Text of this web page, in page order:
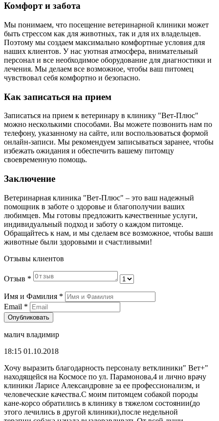
Комфорт и забота
Мы понимаем, что посещение ветеринарной клиники может
быть стрессом как для животных, так и для их владельцев.
Поэтому мы создаем максимально комфортные условия для
наших клиентов. У нас уютная атмосфера, внимательный
персонал и все необходимое оборудование для диагностики и
лечения. Мы делаем все возможное, чтобы ваш питомец
чувствовал себя комфортно и безопасно.
Как записаться на прием
Записаться на прием к ветеринару в клинику "Вет-Плюс"
можно несколькими способами. Вы можете позвонить нам по
телефону, указанному на сайте, или воспользоваться формой
онлайн-записи. Мы рекомендуем записываться заранее, чтобы
избежать ожидания и обеспечить вашему питомцу
своевременную помощь.
Заключение
Ветеринарная клиника "Вет-Плюс" – это ваш надежный
помощник в заботе о здоровье и благополучии ваших
любимцев. Мы готовы предложить качественные услуги,
индивидуальный подход и заботу о каждом питомце.
Обращайтесь к нам, и мы сделаем все возможное, чтобы ваши
животные были здоровыми и счастливыми!
Отзывы клиентов
Отзыв *
Имя и Фамилия *
Email *
Опубликовать
малич владимир
18:15 01.10.2018
Хочу выразить благодарность персоналу ветклиники" Вет+"
находящейся на Космосе по ул. Парамонова,4 и лично врачу
клиники Ларисе Александровне за ее профессионализм, и
человеческие качества.С моим питомцем собакой породы
кане-корсо обратились в клинику в тяжелом состоянии(до
этого лечились в другой клиники),после недельной